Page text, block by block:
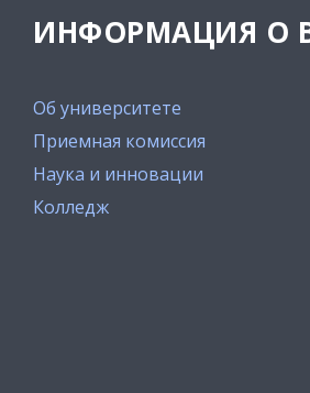
ИНФОРМАЦИЯ О
Об университете
Приемная комиссия
Наука и инновации
Колледж